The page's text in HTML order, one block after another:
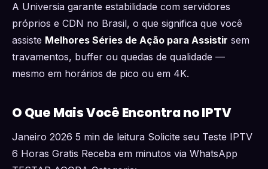
A Universia garante estabilidade com servidores
próprios e CDN no Brasil, o que significa que você
assiste Melhores Séries de Ação para Assistir sem
travamentos, buffer ou quedas de qualidade —
mesmo em horários de pico ou em 4K.
O Que Mais Você Encontra no IPTV
Janeiro 2026 5 min de leitura Solicite seu Teste IPTV
6 Horas Gratis Receba em minutos via WhatsApp